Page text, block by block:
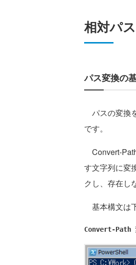
相対パ
パス変換の
パスの変換
です。
Convert-
す文字列に変
クし、存在し
基本構文は
Convert-Path